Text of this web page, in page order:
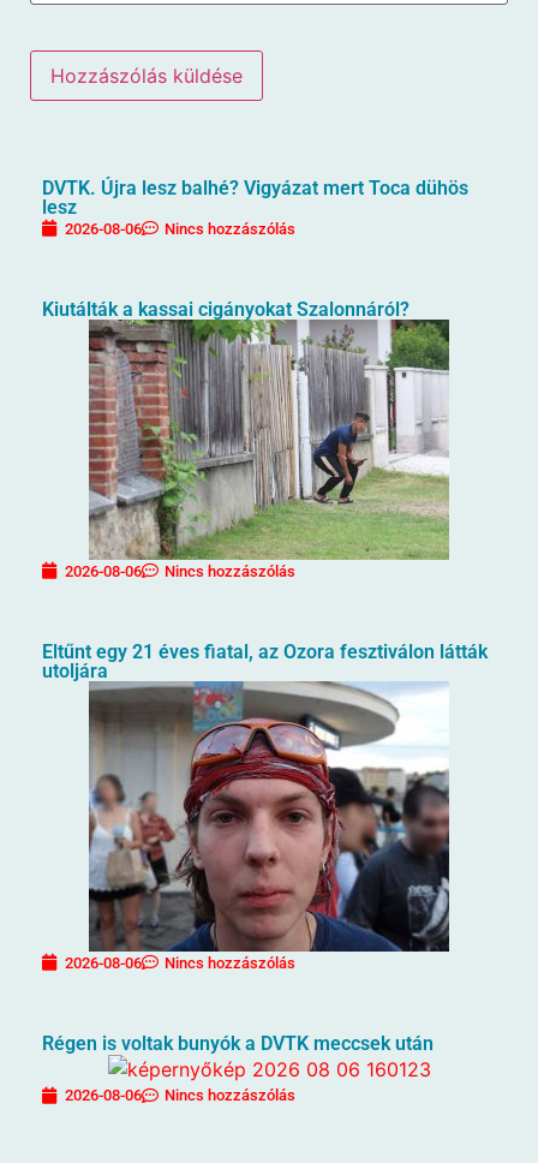
DVTK. Újra lesz balhé? Vigyázat mert Toca dühös
lesz
2026-08-06 Nincs hozzászólás
Kiutálták a kassai cigányokat Szalonnáról?
2026-08-06 Nincs hozzászólás
Eltűnt egy 21 éves fiatal, az Ozora fesztiválon látták
utoljára
2026-08-06 Nincs hozzászólás
Régen is voltak bunyók a DVTK meccsek után
2026-08-06 Nincs hozzászólás